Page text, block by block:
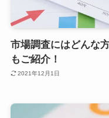
市場調査にはどんな
もご紹介！
2021年12月1日